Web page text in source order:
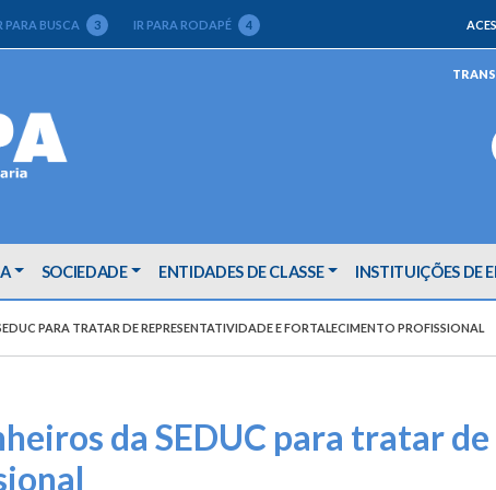
PARA BUSCA 3 IR PARA RODAPÉ 4
SOCIEDADE ENTIDADES DE CLASSE INSTITUIÇÕES DE
PARA TRATAR DE REPRESENTATIVIDADE E FORTALECIMENTO PROFISSIONAL
da SEDUC para tratar